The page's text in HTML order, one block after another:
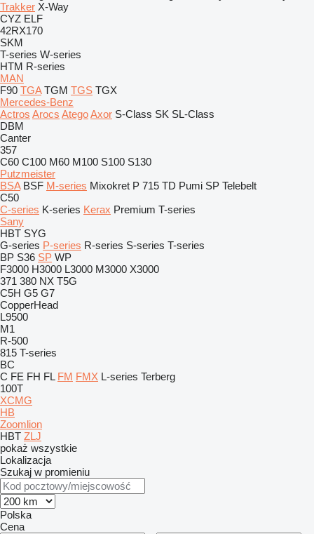
Trakker X-Way
CYZ ELF
42RX170
SKM
T-series W-series
HTM R-series
MAN
F90 TGA TGM TGS TGX
Mercedes-Benz
Actros Arocs AtegoAxor S-Class SK SL-Class
DBM
Canter
357
C60 C100 M60 M100 S100 S130
Putzmeister
BSA BSF M-series Mixokret P 715 TD Pumi SP Telebelt
C50
C-series K-series Kerax Premium T-series
Sany
HBT SYG
G-series P-series R-series S-series T-series
BP S36 SP WP
F3000 H3000 L3000 M3000 X3000
371 380 NX T5G
C5H G5 G7
CopperHead
L9500
M1
R-500
815 T-series
BC
C FE FH FL FM FMX L-series Terberg
100T
XCMG
HB
Zoomlion
HBT ZLJ
pokaż wszystkie
Lokalizacja
Szukaj w promieniu
Polska
Cena